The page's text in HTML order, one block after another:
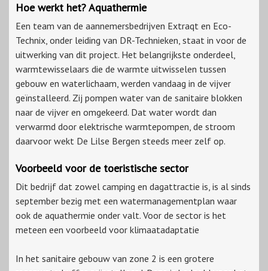
Hoe werkt het? Aquathermie
Een team van de aannemersbedrijven Extraqt en Eco-
Technix, onder leiding van DR-Technieken, staat in voor de
uitwerking van dit project. Het belangrijkste onderdeel,
warmtewisselaars die de warmte uitwisselen tussen
gebouw en waterlichaam, werden vandaag in de vijver
geïnstalleerd. Zij pompen water van de sanitaire blokken
naar de vijver en omgekeerd. Dat water wordt dan
verwarmd door elektrische warmtepompen, de stroom
daarvoor wekt De Lilse Bergen steeds meer zelf op.
Voorbeeld voor de toeristische sector
Dit bedrijf dat zowel camping en dagattractie is, is al sinds
september bezig met een watermanagementplan waar
ook de aquathermie onder valt. Voor de sector is het
meteen een voorbeeld voor klimaatadaptatie
In het sanitaire gebouw van zone 2 is een grotere